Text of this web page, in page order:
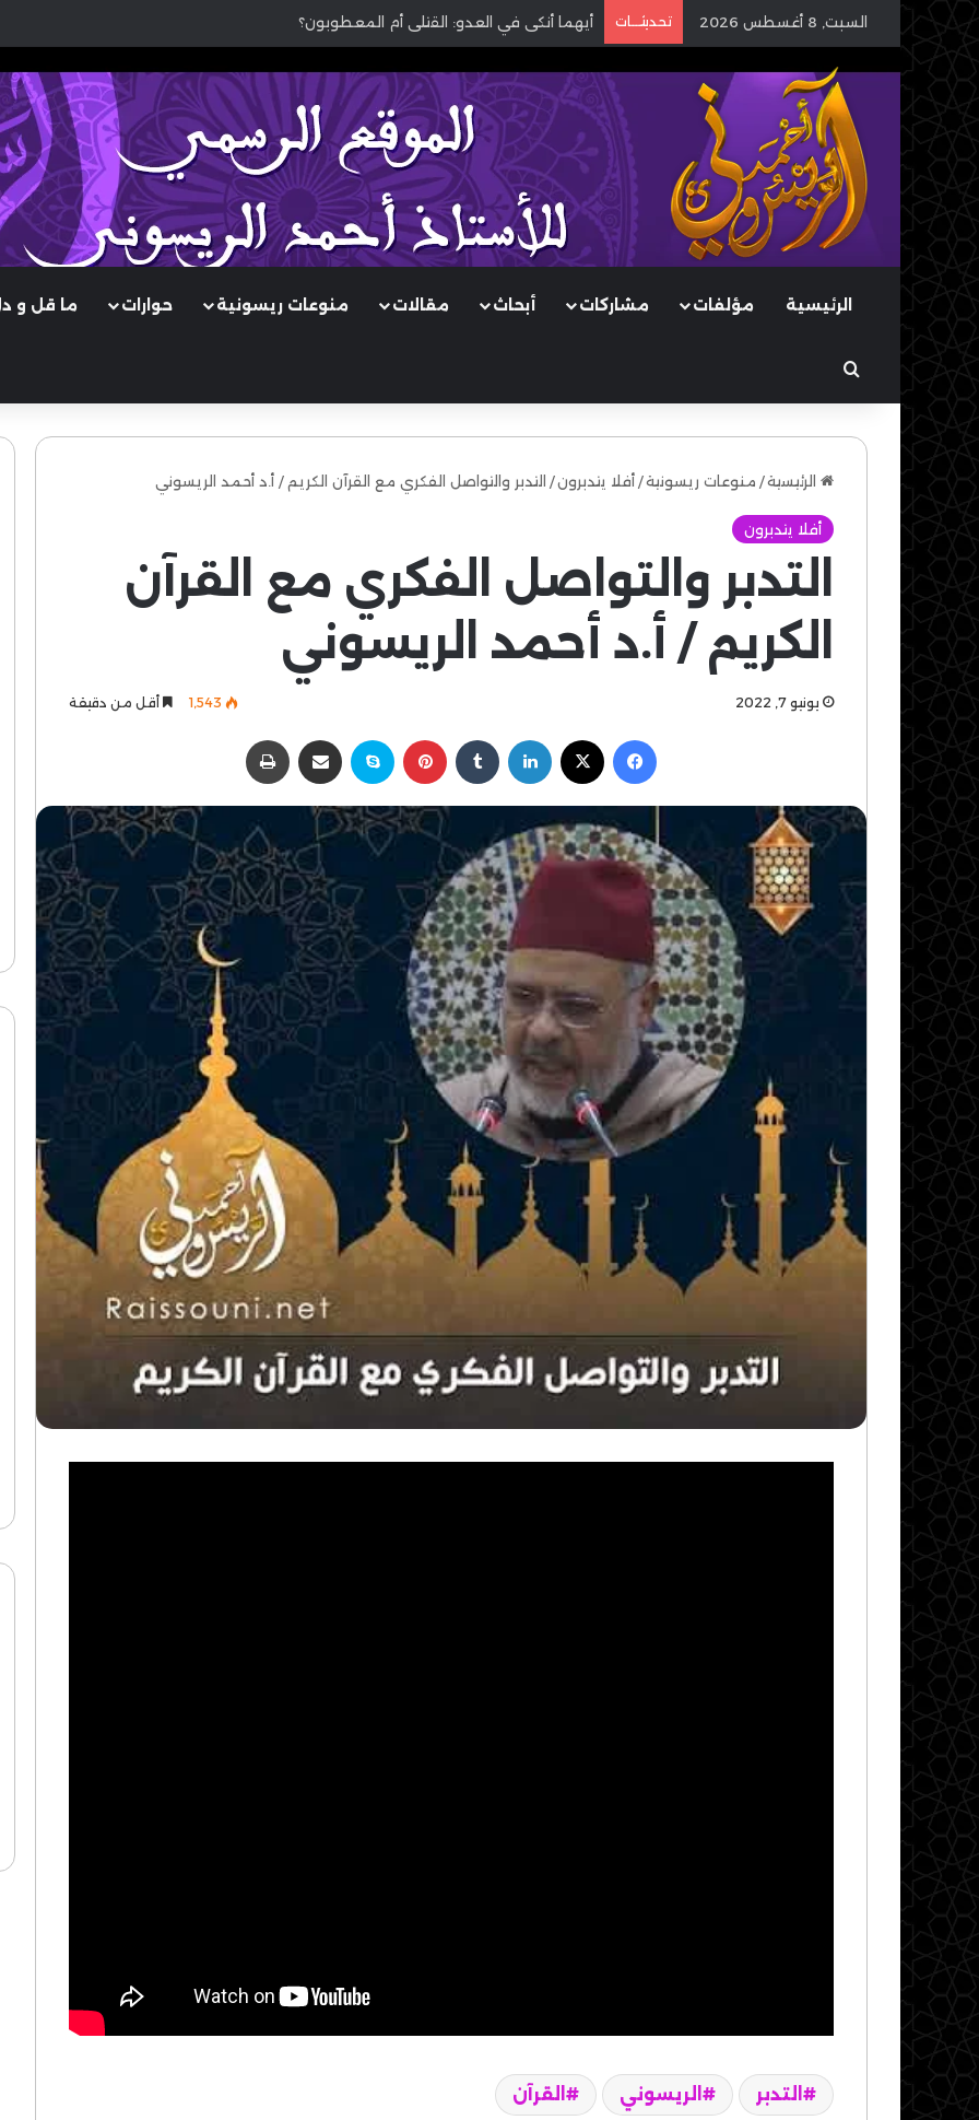
السبت, 8 أغسطس 2026 تحديثـــات أيهما أنكى في العدو: القتلى أم المعطوبون؟
الرئيسية مؤلفات مشاركات أبحاث مقالات منوعات ريسونية حوارات ما قل و
بحث عن
الرئيسية/ منوعات ريسونية/ أفلا يتدبرون/ التدبر والتواصل الفكري مع القرآن الكريم / أ.د أحمد الريسوني
أفلا يتدبرون
التدبر والتواصل الفكري مع القرآن
الكريم / أ.د أحمد الريسوني
يونيو 7, 2022 1٬543 أقل من دقيقة
فيسبوك لينكدإن بينتيريست سكايب مشاركة عبر البريد
التدبر الريسوني القرآن